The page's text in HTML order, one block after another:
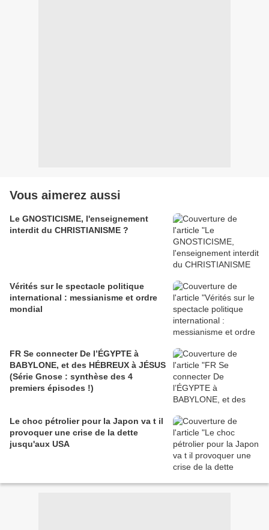
Vous aimerez aussi
Le GNOSTICISME, l'enseignement
interdit du CHRISTIANISME ?
Vérités sur le spectacle politique
international : messianisme et ordre
mondial
FR Se connecter De l’ÉGYPTE à
BABYLONE, et des HÉBREUX à JÉSUS
(Série Gnose : synthèse des 4
premiers épisodes !)
Le choc pétrolier pour la Japon va t il
provoquer une crise de la dette
jusqu'aux USA